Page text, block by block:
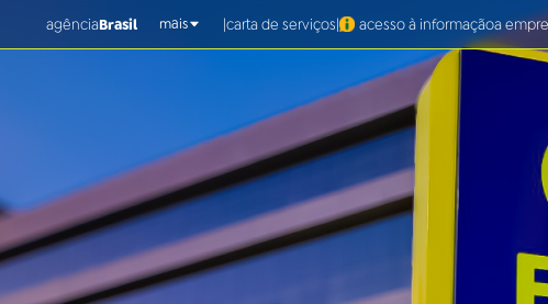
agênciaBrasil mais |carta de serviços| acesso à informaçãoa